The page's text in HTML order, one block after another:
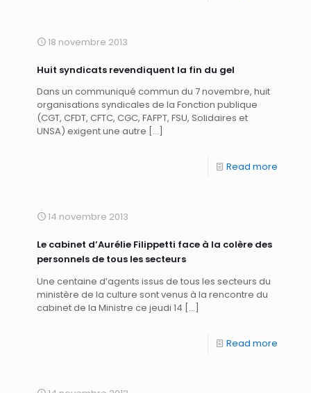
18 novembre 2013
Huit syndicats revendiquent la fin du gel
Dans un communiqué commun du 7 novembre, huit
organisations syndicales de la Fonction publique
(CGT, CFDT, CFTC, CGC, FAFPT, FSU, Solidaires et
UNSA) exigent une autre […]
Read more
14 novembre 2013
Le cabinet d’Aurélie Filippetti face à la colère des
personnels de tous les secteurs
Une centaine d’agents issus de tous les secteurs du
ministère de la culture sont venus à la rencontre du
cabinet de la Ministre ce jeudi 14 […]
Read more